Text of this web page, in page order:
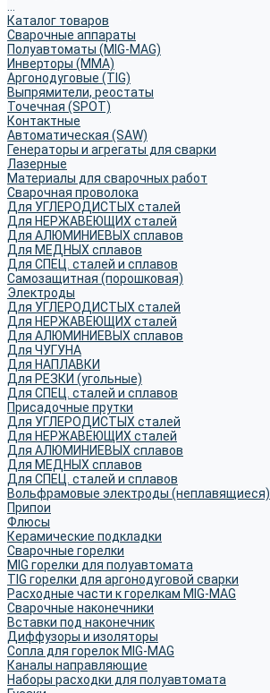
Каталог товаров
Сварочные аппараты
Полуавтоматы (MIG-MAG)
Инверторы (MMA)
Аргонодуговые (TIG)
Выпрямители, реостаты
Точечная (SPOT)
Контактные
Автоматическая (SAW)
Генераторы и агрегаты для сварки
Лазерные
Материалы для сварочных работ
Сварочная проволока
Для УГЛЕРОДИСТЫХ сталей
Для НЕРЖАВЕЮЩИХ сталей
Для АЛЮМИНИЕВЫХ сплавов
Для МЕДНЫХ сплавов
Для СПЕЦ. сталей и сплавов
Самозащитная (порошковая)
Электроды
Для УГЛЕРОДИСТЫХ сталей
Для НЕРЖАВЕЮЩИХ сталей
Для АЛЮМИНИЕВЫХ сплавов
Для ЧУГУНА
Для НАПЛАВКИ
Для РЕЗКИ (угольные)
Для СПЕЦ. сталей и сплавов
Присадочные прутки
Для УГЛЕРОДИСТЫХ сталей
Для НЕРЖАВЕЮЩИХ сталей
Для АЛЮМИНИЕВЫХ сплавов
Для МЕДНЫХ сплавов
Для СПЕЦ. сталей и сплавов
Вольфрамовые электроды (неплавящиеся)
Припои
Флюсы
Керамические подкладки
Сварочные горелки
MIG горелки для полуавтомата
TIG горелки для аргонодуговой сварки
Расходные части к горелкам MIG-MAG
Сварочные наконечники
Вставки под наконечник
Диффузоры и изоляторы
Сопла для горелок MIG-MAG
Каналы направляющие
Наборы расходки для полуавтомата